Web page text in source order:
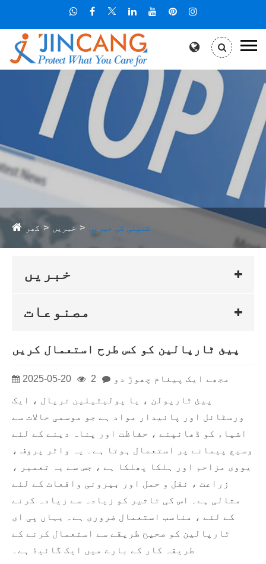
گھر خبریں کمپنی کی خبریں
خبریں
مصنوعات
پیئ ٹارپالین کو کس طرح استعمال کریں
2025-05-20 2 مجھے ایک پیغام چھوڑ دو
پیئ ٹارپولن ، یا پولیٹیلین ترپال ، ایک
ورسٹائل اور پائیدار مواد ہے جو موسمی حالات سے
اشیاء کو ڈھانپنے ، حفاظت اور پناہ دینے کے لئے
وسیع پیمانے پر استعمال ہوتا ہے۔ یہ واٹر پروف ،
یووی مزاحم اور ہلکا پھلکا ہے ، جس سے یہ تعمیر ،
زراعت ، نقل و حمل اور بیرونی واقعات کے لئے
مثالی ہے۔ اس کی تاثیر کو زیادہ سے زیادہ کرنے
کے لئے ، مناسب استعمال ضروری ہے۔ یہاں پی ای
ٹارپالین کو صحیح طریقے سے استعمال کرنے کے
طریقہ کار کے بارے میں ایک گائیڈ ہے۔